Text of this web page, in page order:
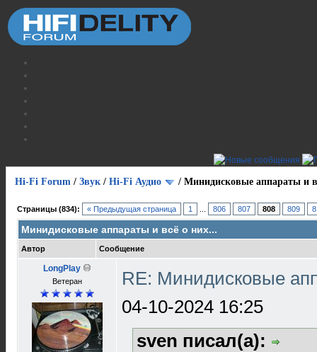
Hi-Fi Forum / Звук / Hi-Fi Аудио / Минидисковые аппараты и
Страницы (834): « Предыдущая страница 1 806 807 808 809
Минидисковые аппараты и всё о них...
Автор Сообщение
LongPlay
Ветеран
RE: Минидисковые
04-10-2024 16:25
sven писал(а):